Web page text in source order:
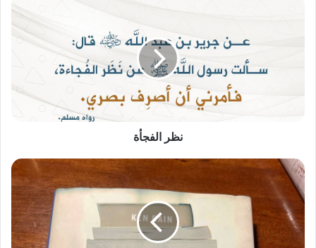
نظر الفجأة
ماذا
يفعل
أفضل
مدرسي
الكليات؟